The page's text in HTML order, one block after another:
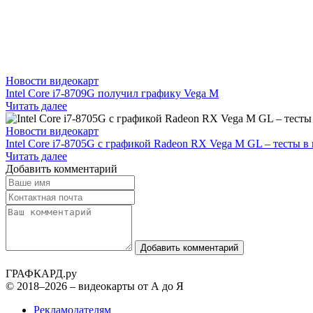
Новости видеокарт
Intel Core i7-8709G получил графику Vega M
Читать далее
Новости видеокарт
Intel Core i7-8705G с графикой Radeon RX Vega M GL – тесты в
Читать далее
Добавить комментарий
Добавить комментарий
ГРАФКАРД.ру
© 2018–2026 – видеокарты от А до Я
Рекламодателям